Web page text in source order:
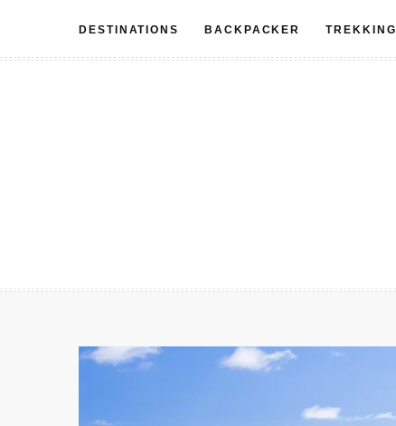
contenu
DESTINATIONS BACKPACKER TREKKING